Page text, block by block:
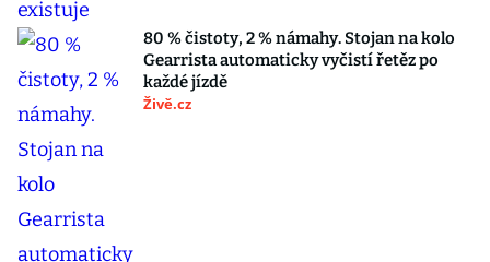
80 % čistoty, 2 % námahy. Stojan na kolo
Gearrista automaticky vyčistí řetěz po
každé jízdě
Živě.cz